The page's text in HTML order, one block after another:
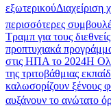
εξωτερικούΔιαχείριση
περισσότερες
Τραμπ για τους
προπτυχιακά
στις ΗΠΑ το 2024Η
της τριτοβάθμιας
καλωσορίζουν ξένους
αυξάνουν το ανώτατο